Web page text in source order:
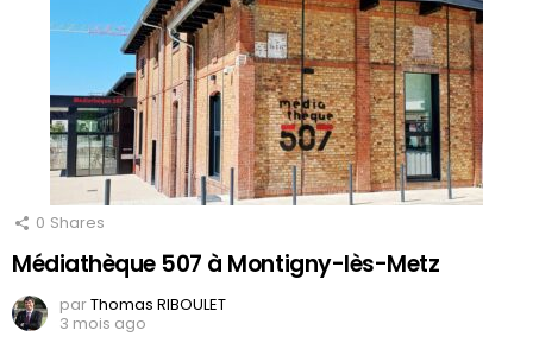
0 Shares
Médiathèque 507 à Montigny-lès-Metz
parThomas RIBOULET
3 mois ago